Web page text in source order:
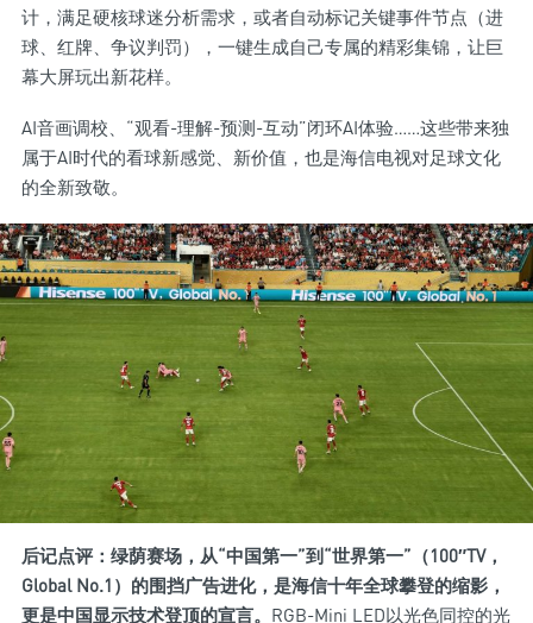
计，满足硬核球迷分析需求，或者自动标记关键事件节点（进
球、红牌、争议判罚），一键生成自己专属的精彩集锦，让巨
幕大屏玩出新花样。
AI音画调校、“观看-理解-预测-互动”闭环AI体验……这些带来独
属于AI时代的看球新感觉、新价值，也是海信电视对足球文化
的全新致敬。
后记点评：绿荫赛场，从“中国第一”到“世界第一”（100″TV，
Global No.1）的围挡广告进化，是海信十年全球攀登的缩影，
更是中国显示技术登顶的宣言。 RGB-Mini LED以光色同控的光